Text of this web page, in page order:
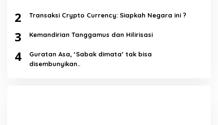
2 Transaksi Crypto Currency: Siapkah Negara ini ?
3 Kemandirian Tanggamus dan Hilirisasi
4
Guratan Asa, ‘Sabak dimata’ tak bisa
disembunyikan..